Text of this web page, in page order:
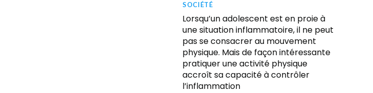
SOCIÉTÉ
Lorsqu’un adolescent est en proie à
une situation inflammatoire, il ne peut
pas se consacrer au mouvement
physique. Mais de façon intéressante
pratiquer une activité physique
accroît sa capacité à contrôler
l’inflammation